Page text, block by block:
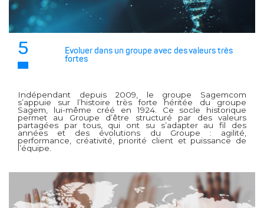
5
Evoluer dans un groupe avec des valeurs très
fortes
Indépendant depuis 2009, le groupe Sagemcom
s’appuie sur l’histoire très forte héritée du groupe
Sagem, lui-même créé en 1924. Ce socle historique
permet au Groupe d’être structuré par des valeurs
partagées par tous, qui ont su s’adapter au fil des
années et des évolutions du Groupe : agilité,
performance, créativité, priorité client et puissance de
l’équipe.